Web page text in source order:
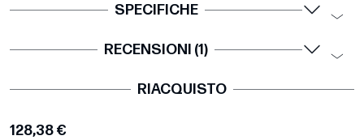
SPECIFICHE
RECENSIONI (1)
RIACQUISTO
128,38 €